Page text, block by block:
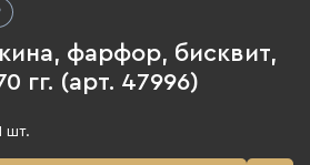
фарфор, бисквит,
гг. (арт. 47996)
шт.